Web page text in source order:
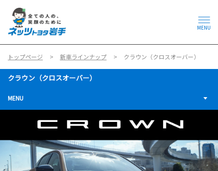
MENU
トップページ 新車ラインナップ クラウン（クロスオーバー）
クラウン（クロスオーバー）
MENU